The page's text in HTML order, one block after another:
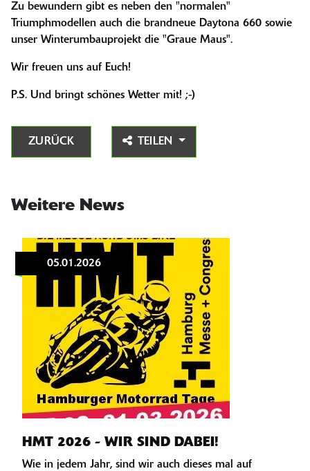
Zu bewundern gibt es neben den "normalen"
Triumphmodellen auch die brandneue Daytona 660 sowie
unser Winterumbauprojekt die "Graue Maus".
Wir freuen uns auf Euch!
P.S. Und bringt schönes Wetter mit! ;-)
ZURÜCK TEILEN
Weitere News
05.01.2026
HMT 2026 - WIR SIND DABEI!
Wie in jedem Jahr, sind wir auch dieses mal auf